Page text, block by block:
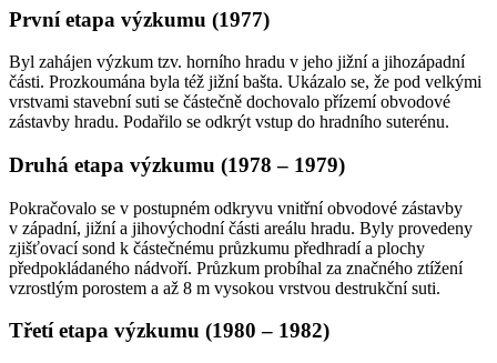
První etapa výzkumu (1977)
Byl zahájen výzkum tzv. horního hradu v jeho jižní a jihozápadní
části. Prozkoumána byla též jižní bašta. Ukázalo se, že pod velkými
vrstvami stavební suti se částečně dochovalo přízemí obvodové
zástavby hradu. Podařilo se odkrýt vstup do hradního suterénu.
Druhá etapa výzkumu (1978 – 1979)
Pokračovalo se v postupném odkryvu vnitřní obvodové zástavby
v západní, jižní a jihovýchodní části areálu hradu. Byly provedeny
zjišťovací sond k částečnému průzkumu předhradí a plochy
předpokládaného nádvoří. Průzkum probíhal za značného ztížení
vzrostlým porostem a až 8 m vysokou vrstvou destrukční suti.
Třetí etapa výzkumu (1980 – 1982)